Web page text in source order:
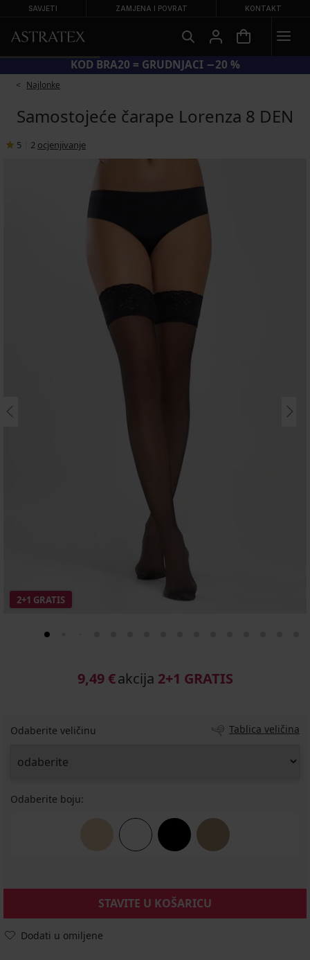
SAVJETI ZAMJENA I POVRAT KONTAKT
KOD BRA20 = GRUDNJACI −20 %
Najlonke
Samostojeće čarape Lorenza 8 DEN
5 2 ocjenjivanje
2+1 GRATIS
9,49 €akcija 2+1 GRATIS
Odaberite veličinu Tablica veličina
Odaberite boju:
STAVITE U KOŠARICU
Dodati u omiljene